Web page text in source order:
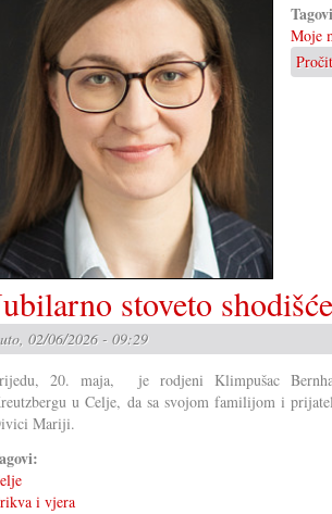
Moje
stoveto shodišće
uto, 02/06/2026 - 09:29
20. maja, je rodjeni Klimpušac
u Celje, da sa svojom familijom i
Mariji.
i vjera